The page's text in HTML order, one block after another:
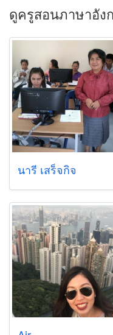
ดูครูสอนภาษาอัง
นารี เสร็จกิจ